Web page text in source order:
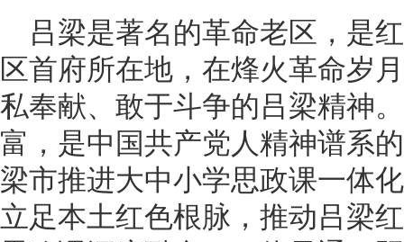
吕梁是著名的革命老区，是
区首府所在地，在烽火革命岁
私奉献、敢于斗争的吕梁精神
富，是中国共产党人精神谱系
梁市推进大中小学思政课一体
立足本土红色根脉，推动吕梁